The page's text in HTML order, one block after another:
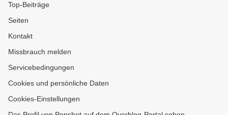
Top-Beiträge
Seiten
Kontakt
Missbrauch melden
Servicebedingungen
Cookies und persönliche Daten
Cookies-Einstellungen